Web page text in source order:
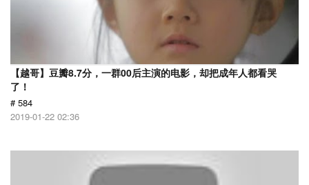
【越哥】豆瓣8.7分，一群00后主演的电影，却把成年人都看哭
了！
# 584
2019-01-22 02:36